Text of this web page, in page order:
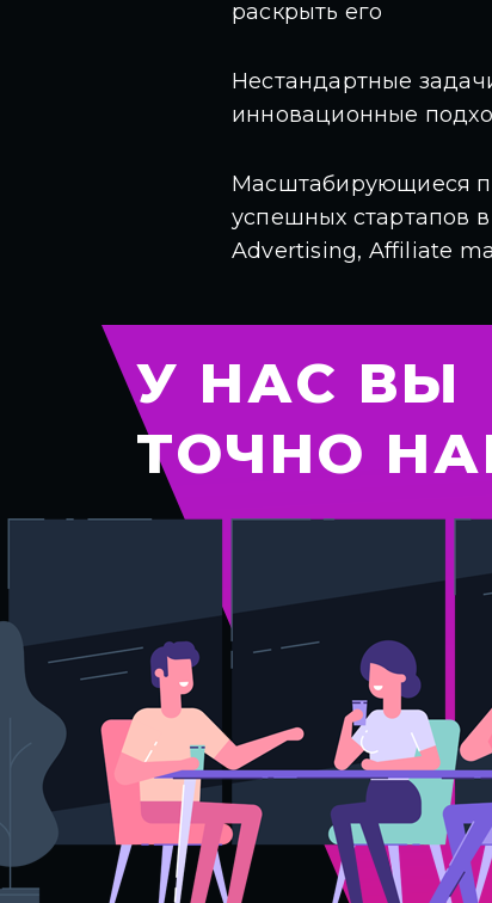
раскрыть его
Нестандартные
инновационные
Масштабирующиеся
успешных стартапов
Advertising, Affiliate
У НАС ВЫ
ТОЧНО